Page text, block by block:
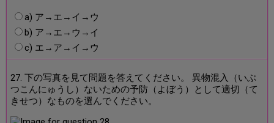
a) ア→エ→イ→ウ
b) ア→エ→ウ→イ
c) エ→ア→イ→ウ
27. 下の写真を見て問題を答えてください。 異物混入（いぶ
つこんにゅうし）ないための予防（よぼう）として適切（て
きせつ）なものを選んでください。